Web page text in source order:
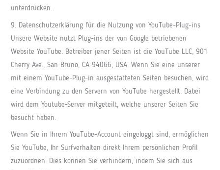
unterdrücken.
9. Datenschutzerklärung für die Nutzung von YouTube-Plug-ins
Unsere Website nutzt Plug-ins der von Google betriebenen
Website YouTube. Betreiber jener Seiten ist die YouTube LLC, 901
Cherry Ave., San Bruno, CA 94066, USA. Wenn Sie eine unserer
mit einem YouTube-Plug-in ausgestatteten Seiten besuchen, wird
eine Verbindung zu den Servern von YouTube hergestellt. Dabei
wird dem Youtube-Server mitgeteilt, welche unserer Seiten Sie
besucht haben.
Wenn Sie in Ihrem YouTube-Account eingeloggt sind, ermöglichen
Sie YouTube, Ihr Surfverhalten direkt Ihrem persönlichen Profil
zuzuordnen. Dies können Sie verhindern, indem Sie sich aus